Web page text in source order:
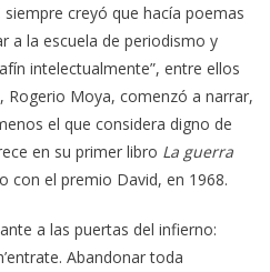
creyó que hacía poemas
a la escuela de periodismo y
intelectualmente”, entre ellos
Rogerio Moya, comenzó a narrar,
el que considera digno de
en su primer libro La guerra
con el premio David, en 1968.
a las puertas del infierno:
Abandonar toda